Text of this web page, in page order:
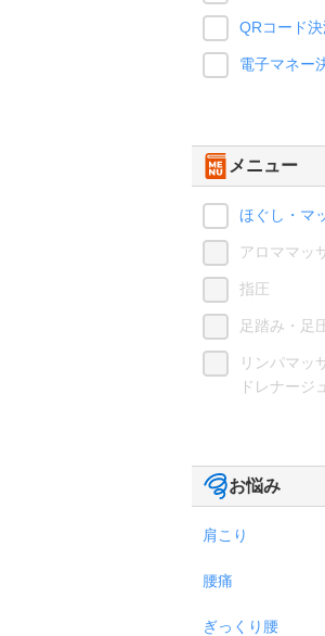
QRコード
電子マネー
メニュー
ほぐし・マ
アロママッ
指圧
足踏み・足
リンパマッ
ドレナージュ
お悩み
肩こり
腰痛
ぎっくり腰